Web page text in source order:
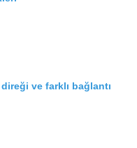
ve farklı bağlantı